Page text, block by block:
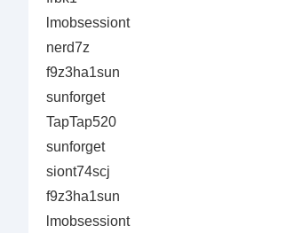
lmobsessiont
nеrd7z
f9z3ha1sun
sunforget
TapTap520
sunforget
siont74scj
f9z3ha1sun
lmobsessiont